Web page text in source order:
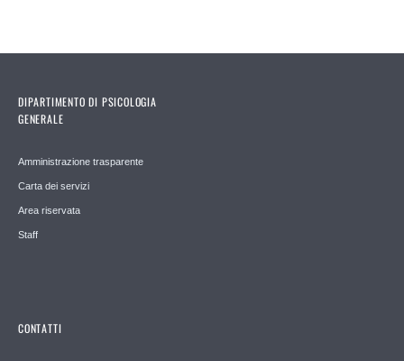
DIPARTIMENTO DI PSICOLOGIA
GENERALE
Amministrazione trasparente
Carta dei servizi
Area riservata
Staff
CONTATTI